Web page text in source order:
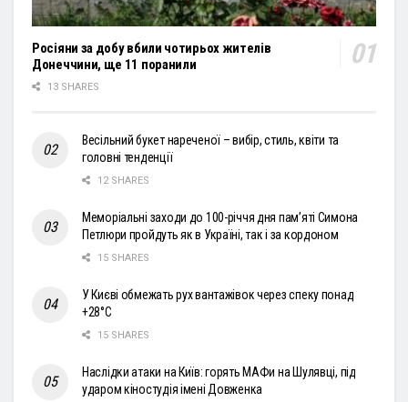
Росіяни за добу вбили чотирьох жителів
Донеччини, ще 11 поранили
13 SHARES
Весільний букет нареченої – вибір, стиль, квіти та
головні тенденції
12 SHARES
Меморіальні заходи до 100-річчя дня пам’яті Симона
Петлюри пройдуть як в Україні, так і за кордоном
15 SHARES
У Києві обмежать рух вантажівок через спеку понад
+28°С
15 SHARES
Наслідки атаки на Київ: горять МАФи на Шулявці, під
ударом кіностудія імені Довженка